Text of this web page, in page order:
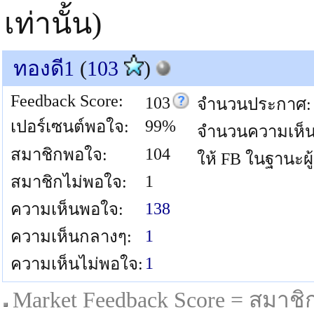
เท่านั้น)
ทองดี1 (103 )
Feedback Score:
103
เปอร์เซนต์พอใจ:
99%
สมาชิกพอใจ:
104
สมาชิกไม่พอใจ:
1
ความเห็นพอใจ:
138
ความเห็นกลางๆ:
1
ความเห็นไม่พอใจ: 1
จำนวนประกาศ:
จำนวนความเห็
ให้ FB ในฐานะ
Market Feedback Score = สม